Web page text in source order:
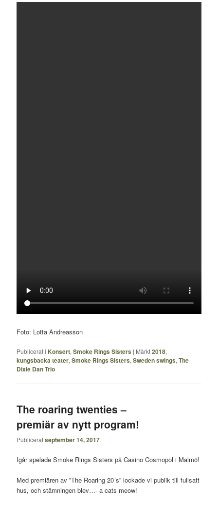
Foto: Lotta Andreasson
Publicerat i Konsert,Smoke Rings Sisters | Märkt2018,
kungsbacka teater,Smoke Rings Sisters,Sweden swings,The
Dixie Dan Trio
The roaring twenties –
premiär av nytt program!
Publiceratseptember 14, 2017
Igår spelade Smoke Rings Sisters på Casino Cosmopol i Malmö!
Med premiären av ”The Roaring 20´s” lockade vi publik till fullsatt
hus, och stämningen blev…- a cats meow!